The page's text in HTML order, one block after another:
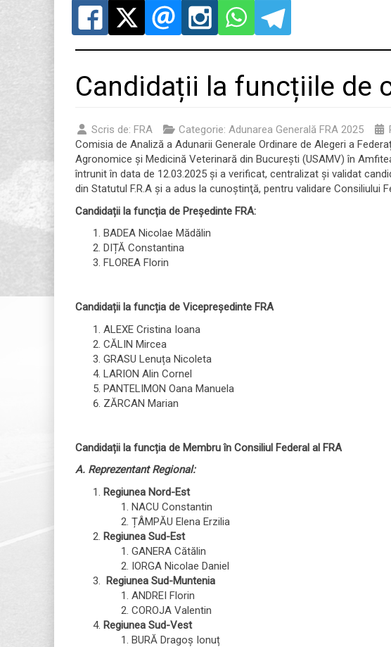
Candidații la funcțiile de
Scris de: FRA Categorie: Adunarea Generală FRA 2025
Comisia de Analiză a Adunarii Generale Ordinare de Alegeri a
Agronomice şi Medicină Veterinară din Bucureşti (USAMV) în
întrunit în data de 12.03.2025 şi a verificat, centralizat şi validat
din Statutul F.R.A şi a adus la cunoştinţă, pentru validare Consiliului
Candidații la funcția de Președinte FRA:
BADEA Nicolae Mădălin
DIȚĂ Constantina
FLOREA Florin
Candidații la funcția de Vicepreședinte FRA
ALEXE Cristina Ioana
CĂLIN Mircea
GRASU Lenuța Nicoleta
LARION Alin Cornel
PANTELIMON Oana Manuela
ZĂRCAN Marian
Candidații la funcția de Membru în Consiliul Federal al FRA
A. Reprezentant Regional:
Regiunea Nord-Est
NACU Constantin
ȚÂMPĂU Elena Erzilia
Regiunea Sud-Est
GANERA Cătălin
IORGA Nicolae Daniel
Regiunea Sud-Muntenia
ANDREI Florin
COROJA Valentin
Regiunea Sud-Vest
BURĂ Dragoș Ionuț